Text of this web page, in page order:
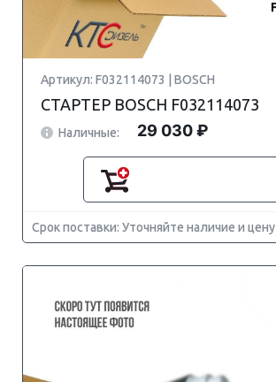
Артикул: F032114073 | BOSCH
СТАРТЕР BOSCH F032114073
Наличные: 29 030 ₽
Срок поставки: Уточняйте наличие и цену